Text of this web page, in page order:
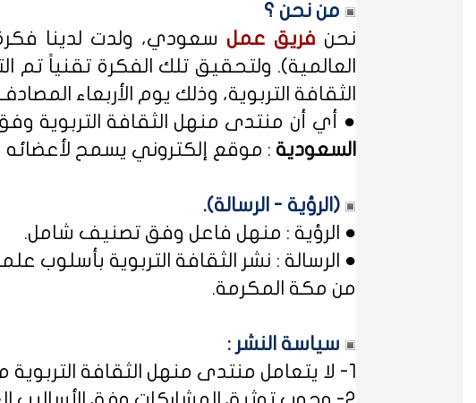
من نحن ؟
نحن فريق عمل سعودي، ولدت لدينا
العالمية). ولتحقيق تلك الفكرة تقنياً تم
الثقافة التربوية، وذلك يوم الأربعاء المصادف غرة شهر محرم 1429هـ،
● أي أن منتدى منهل الثقافة التربوية
السعودية : موقع إلكتروني يسمح لأعضائه
(الرؤية - الرسالة).
● الرؤية : منهل فاعل وفق تصنيف شامل.
● الرسالة : نشر الثقافة التربوية
من مكة المكرمة.
سياسة النشر :
1- لا يتعامل منتدى منهل الثقافة التربوية مع مصطلح ﴿التسجيل المبدئي﴾، فالمشاركات متاحة للجميع.